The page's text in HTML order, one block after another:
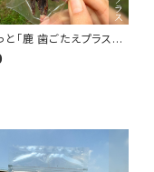
と「鹿 歯ごたえプラス」
おやつ